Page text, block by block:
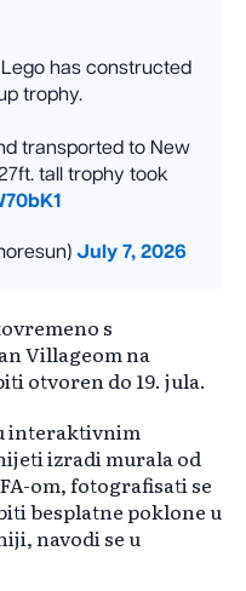
has constructed
trophy.
transported to New
tall trophy took
July 7, 2026
s
Villageom na
otvoren do 19. jula.
interaktivnim
izradi murala od
om, fotografisati se
besplatne poklone u
navodi se u